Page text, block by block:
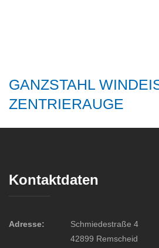
GANZSTAHL
ZENTRIERAUGE
Kontaktdaten
Adresse:
Schmiedestraße 4
42899 Remscheid